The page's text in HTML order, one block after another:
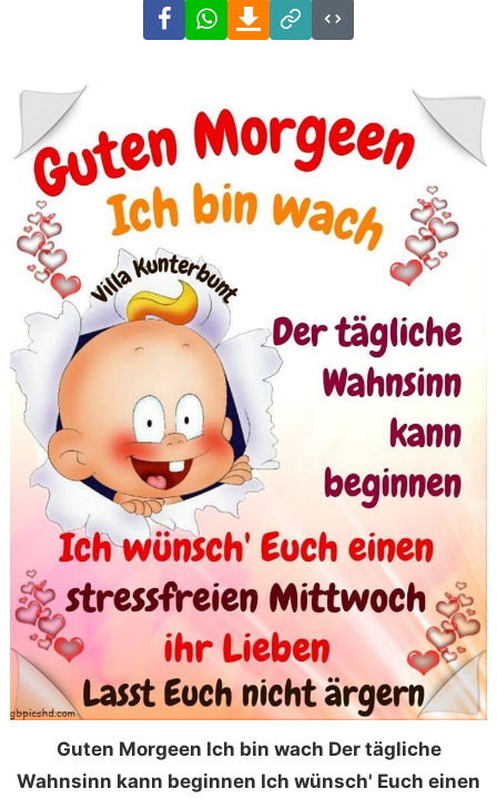
FacebookWhatsAppDownload
Link
Code
Guten Morgeen Ich bin wach Der tägliche
Wahnsinn kann beginnen Ich wünsch' Euch einen